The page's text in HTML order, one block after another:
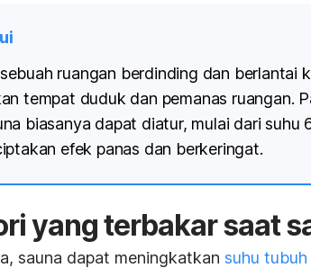
ruangan berdinding dan berlantai
tempat duduk dan pemanas ruangan.
biasanya dapat diatur, mulai dari
efek panas dan berkeringat.
yang terbakar saat
sauna dapat meningkatkan suhu tubuh